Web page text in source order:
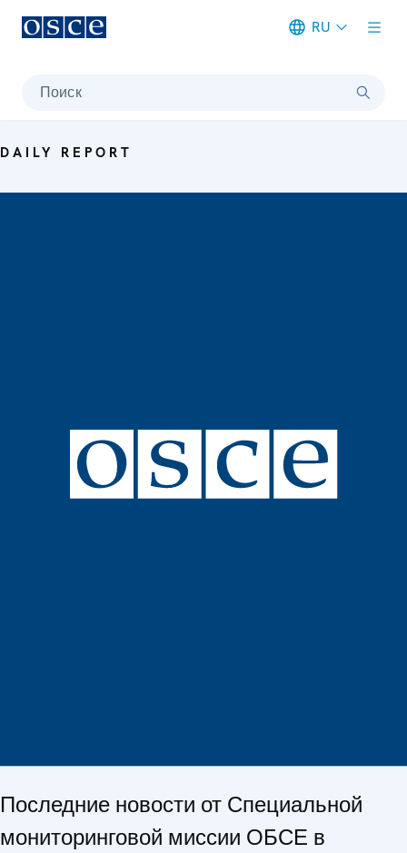
RU
Поиск
DAILY REPORT
Последние новости от Специальной
мониторинговой миссии ОБСЕ в